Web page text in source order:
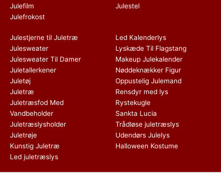
Julefilm
Julefrokost
Julestel
Julestjerne til Juletræ
Julesweater
Julesweater Til Damer
Juletallerkener
Juletøj
Juletræ
Juletræsfod Med
Vandbeholder
Juletræslysholder
Juletrøje
Kunstig Juletræ
Led juletræslys
Led Kalenderlys
Lyskæde Til Flagstang
Makeup Julekalender
Nøddeknækker Figur
Oppustelig Julemand
Rensdyr med lys
Rystekugle
Sankta Lucia
Trådløse juletræslys
Udendørs Julelys
Halloween Kostume